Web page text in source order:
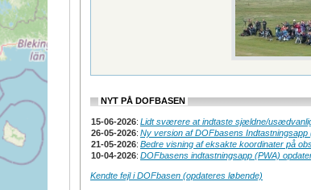
NYT PÅ DOFBASEN
15-06-2026: Lidt sværere at indtaste sjældne/
26-05-2026: Ny version af DOFbasens Indtastningsapp
21-05-2026: Bedre visning af eksakte koordinater på
10-04-2026: DOFbasens indtastningsapp (PWA)
Kendte fejl i DOFbasen (opdateres løbende)